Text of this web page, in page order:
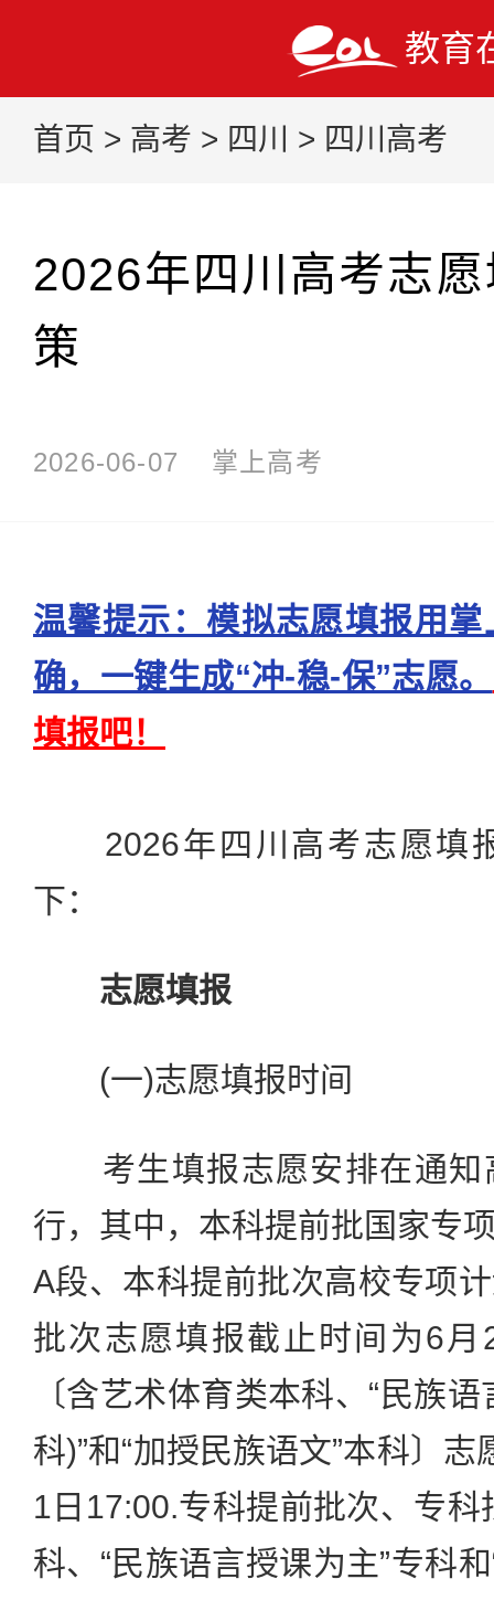
教育
首页 > 高考 > 四川 > 四川高考
2026年四川高考志
策
2026-06-07 掌上高考
温馨提示：模拟志愿填报用
确，一键生成“冲-稳-保”志愿。
填报吧！
2026年四川高考志愿填
下：
志愿填报
(一)志愿填报时间
考生填报志愿安排在通知
行，其中，本科提前批国家专
A段、本科提前批次高校专项
批次志愿填报截止时间为6月
〔含艺术体育类本科、“民族
科)”和“加授民族语文”本科〕
1日17:00.专科提前批次、专
科、“民族语言授课为主”专科